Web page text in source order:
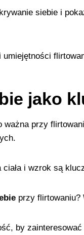
siebie i
umiejętności
jako
ważna przy
ciała i wzrok są
przy flirtowaniu?
by